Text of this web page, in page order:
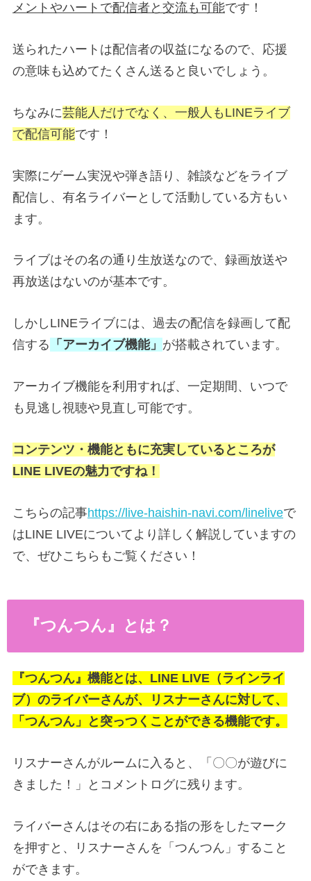
メントやハートで配信者と交流も可能です！
送られたハートは配信者の収益になるので、応援
の意味も込めてたくさん送ると良いでしょう。
ちなみに芸能人だけでなく、一般人もLINEライブ
で配信可能です！
実際にゲーム実況や弾き語り、雑談などをライブ
配信し、有名ライバーとして活動している方もい
ます。
ライブはその名の通り生放送なので、録画放送や
再放送はないのが基本です。
しかしLINEライブには、過去の配信を録画して配
信する 「アーカイブ機能」 が搭載されています。
アーカイブ機能を利用すれば、一定期間、いつで
も見逃し視聴や見直し可能です。
コンテンツ・機能ともに充実しているところが
LINE LIVEの魅力ですね！
こちらの記事https://live-haishin-navi.com/lineliveで
はLINE LIVEについてより詳しく解説していますの
で、 ぜひこちらもご覧ください！
『つんつん』とは？
『つんつん』機能とは、LINE LIVE（ラインライ
ブ）のライバーさんが、リスナーさんに対して、
「つんつん」と突っつくことができる機能です。
リスナーさんがルームに入ると、「〇〇が遊びに
きました！」とコメントログに残ります。
ライバーさんはその右にある指の形をしたマーク
を押すと、リスナーさんを「つんつん」すること
ができます。